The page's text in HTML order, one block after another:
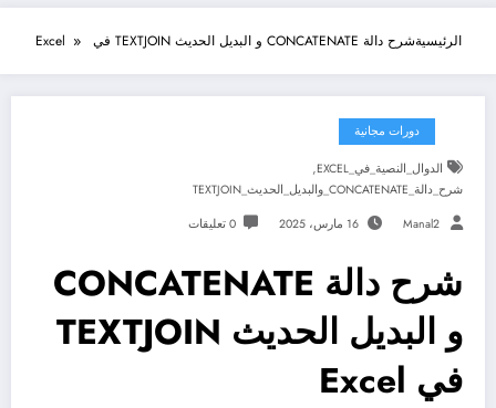
الرئيسيةشرح دالة CONCATENATE و البديل الحديث TEXTJOIN في Excel
دورات مجانية
الدوال_النصية_في_EXCEL ,
شرح_دالة_CONCATENATE_والبديل_الحديث_TEXTJOIN
Manal2 16 مارس، 2025 0 تعليقات
شرح دالة CONCATENATE
و البديل الحديث TEXTJOIN
في Excel